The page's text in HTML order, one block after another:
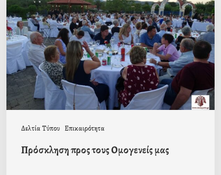
Δελτία Τύπου Επικαιρότητα
τους
Ομογενείς
μας
Πρόσκληση προς τους Ομογενείς μας